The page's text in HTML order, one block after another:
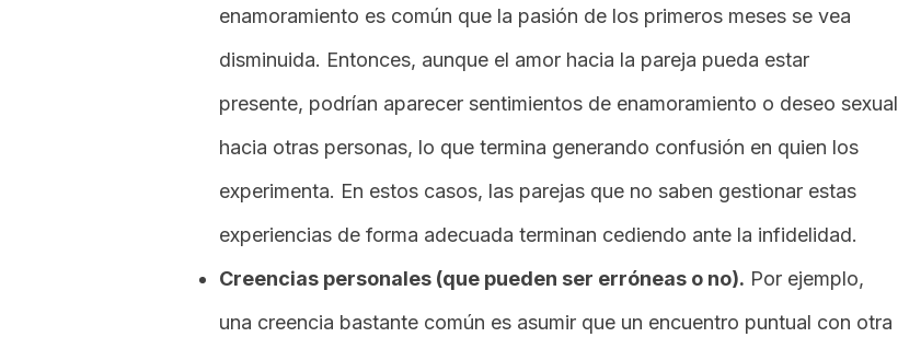
enamoramiento es común que la pasión de los primeros meses se vea
disminuida. Entonces, aunque el amor hacia la pareja pueda estar
presente, podrían aparecer sentimientos de enamoramiento o deseo sexual
hacia otras personas, lo que termina generando confusión en quien los
experimenta. En estos casos, las parejas que no saben gestionar estas
experiencias de forma adecuada terminan cediendo ante la infidelidad.
Creencias personales (que pueden ser erróneas o no). Por ejemplo,
una creencia bastante común es asumir que un encuentro puntual con otra